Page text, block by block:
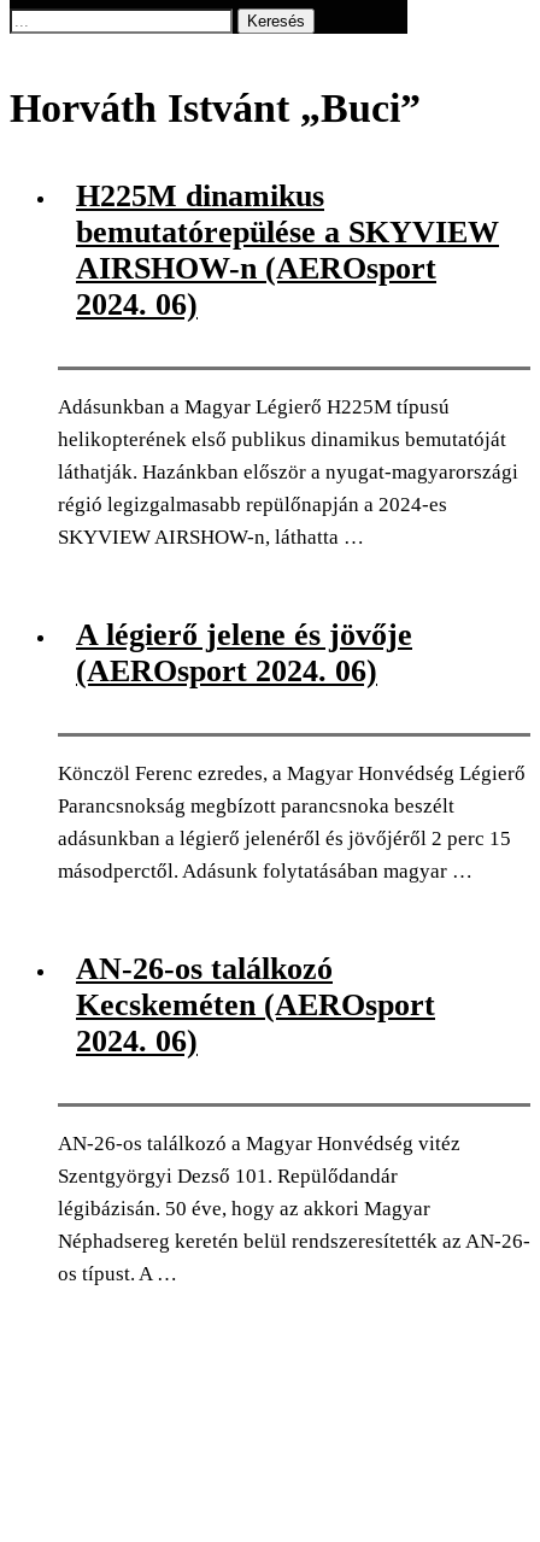
Keresés
Horváth Istvánt „Buci”
H225M dinamikus
bemutatórepülése a SKYVIEW
AIRSHOW-n (AEROsport
2024. 06)
Adásunkban a Magyar Légierő H225M típusú
helikopterének első publikus dinamikus bemutatóját
láthatják. Hazánkban először a nyugat-magyarországi
régió legizgalmasabb repülőnapján a 2024-es
SKYVIEW AIRSHOW-n, láthatta …
A légierő jelene és jövője
(AEROsport 2024. 06)
Könczöl Ferenc ezredes, a Magyar Honvédség Légierő
Parancsnokság megbízott parancsnoka beszélt
adásunkban a légierő jelenéről és jövőjéről 2 perc 15
másodperctől. Adásunk folytatásában magyar …
AN-26-os találkozó
Kecskeméten (AEROsport
2024. 06)
AN-26-os találkozó a Magyar Honvédség vitéz
Szentgyörgyi Dezső 101. Repülődandár
légibázisán. 50 éve, hogy az akkori Magyar
Néphadsereg keretén belül rendszeresítették az AN-26-
os típust. A …